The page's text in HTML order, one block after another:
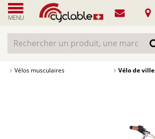
MENU
Vélos musculaires Vélo de ville